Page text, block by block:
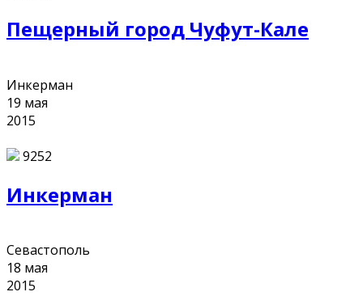
Пещерный город Чуфут-Кале
Инкерман
19 мая
2015
9252
Инкерман
Севастополь
18 мая
2015